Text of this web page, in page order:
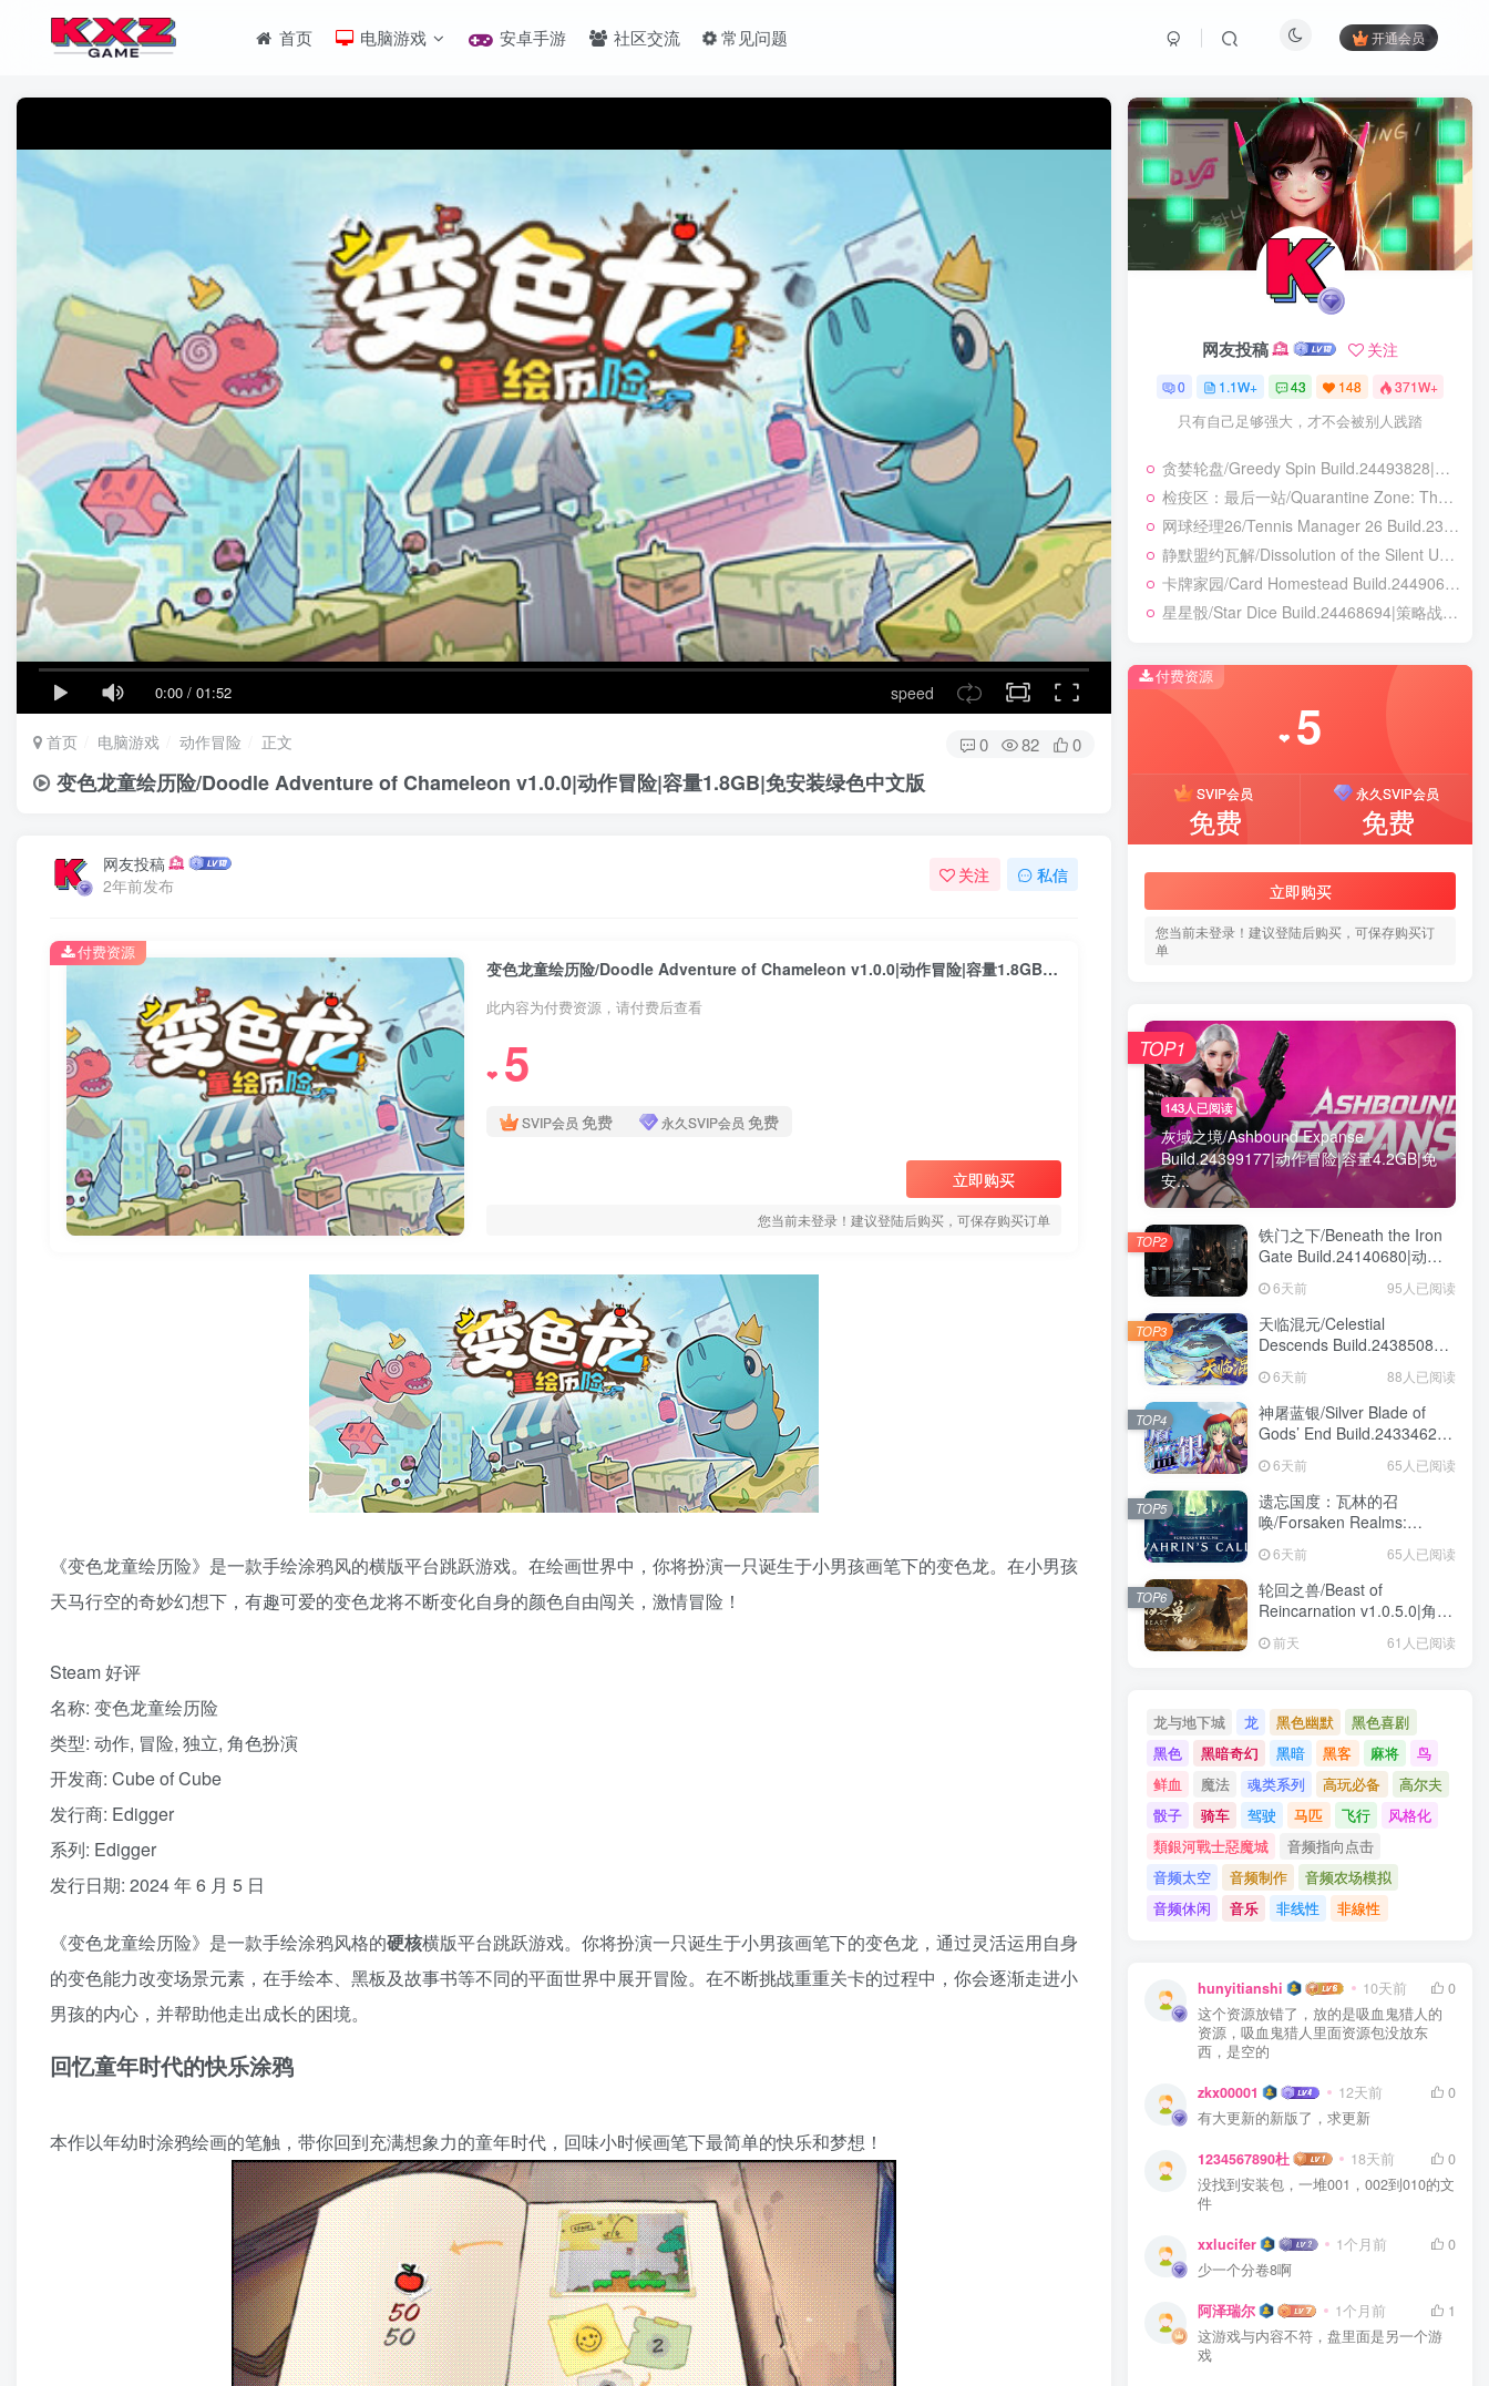
首页 电脑游戏 安卓手游 社区交流 常见问题 开通会员
0:00 / 01:52 speed
首页 电脑游戏 动作冒险 正文 0 82 0
变色龙童绘历险/Doodle Adventure of Chameleon v1.0.0|动作冒险|容量1.8GB|免安装绿色中文版
网友投稿
2年前发布
关注 私信
变色龙童绘历险/Doodle Adventure of Chameleon v1.0.0|动作冒险|容量1.8GB|免安装绿色中文版
此内容为付费资源，请付费后查看
❤ 5
SVIP会员 免费 永久SVIP会员 免费
立即购买
您当前未登录！建议登陆后购买，可保存购买订单
付费资源
《变色龙童绘历险》是一款手绘涂鸦风的横版平台跳跃游戏。在绘画世界中，你将扮演一只诞生于小男孩画笔下的变色龙。在小男孩
天马行空的奇妙幻想下，有趣可爱的变色龙将不断变化自身的颜色自由闯关，激情冒险！
Steam 好评
名称: 变色龙童绘历险
类型: 动作, 冒险, 独立, 角色扮演
开发商: Cube of Cube
发行商: Edigger
系列: Edigger
发行日期: 2024 年 6 月 5 日
《变色龙童绘历险》是一款手绘涂鸦风格的硬核横版平台跳跃游戏。你将扮演一只诞生于小男孩画笔下的变色龙，通过灵活运用自身
的变色能力改变场景元素，在手绘本、黑板及故事书等不同的平面世界中展开冒险。在不断挑战重重关卡的过程中，你会逐渐走进小
男孩的内心，并帮助他走出成长的困境。
回忆童年时代的快乐涂鸦
本作以年幼时涂鸦绘画的笔触，带你回到充满想象力的童年时代，回味小时候画笔下最简单的快乐和梦想！
网友投稿 关注
0 1.1W+ 43 148 371W+
只有自己足够强大，才不会被别人践踏
贪婪轮盘/Greedy Spin Build.24493828|策略战棋|容量247B|免安装绿色中文版
检疫区：最后一站/Quarantine Zone: The Last Check v1.1.13.1981|模拟经营|容量12.7GB|免安装绿色中文版
网球经理26/Tennis Manager 26 Build.23764728|体育竞速|容量4.1GB|免安装绿色中文版
静默盟约瓦解/Dissolution of the Silent Union Build.24450155|恐怖冒险|容量1GB|免安装绿色中文版
卡牌家园/Card Homestead Build.24490632|策略战棋|容量1.3GB|免安装绿色中文版
星星骰/Star Dice Build.24468694|策略战棋|容量511B|免安装绿色中文版
付费资源
❤ 5
SVIP会员
免费
永久SVIP会员
免费
立即购买
您当前未登录！建议登陆后购买，可保存购买订
单
143人已阅读
灰域之境/Ashbound Expanse
Build.24399177|动作冒险|容量4.2GB|免
安...
TOP1
铁门之下/Beneath the Iron
Gate Build.24140680|动作
中文版
6天前 95人已阅读
TOP2
天临混元/Celestial
Descends Build.24385086|
策略战棋|容量11.4GB|免安
装绿色中文版
6天前 88人已阅读
TOP3
神屠蓝银/Silver Blade of
Gods’ End Build.24334624|
角色扮演|容量1.8GB|免安装
绿色中文版
6天前 65人已阅读
TOP4
遗忘国度：瓦林的召
唤/Forsaken Realms:
Vahrin’s Call
Build.24413366|角色扮演|容
量19.6GB|免安装绿色中文版
6天前 65人已阅读
TOP5
轮回之兽/Beast of
Reincarnation v1.0.5.0|角色
扮演|容量32.6GB|免安装绿
色中文版
前天 61人已阅读
TOP6
龙与地下城 龙 黑色幽默
黑色喜剧
黑色
黑暗奇幻 黑暗 黑客 麻将
鸟
鲜血
魔法 魂类系列 高玩必备
高尔夫
骰子
骑车 驾驶 马匹 飞行
风格化
類銀河戰士惡魔城
音频指向点击
音频太空
音频制作
音频农场模拟
音频休闲
音乐 非线性 非線性
hunyitianshi 10天前
0
这个资源放错了，放的是吸血鬼猎人的
资源，吸血鬼猎人里面资源包没放东
西，是空的
zkx00001 12天前
0
有大更新的新版了，求更新
1234567890杜 18天前
0
没找到安装包，一堆001，002到010的文
件
xxlucifer 1个月前
0
少一个分卷8啊
阿泽瑞尔 1个月前
1
这游戏与内容不符，盘里面是另一个游
戏